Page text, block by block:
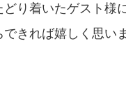
り着いたゲスト様
きれば嬉しく思いま